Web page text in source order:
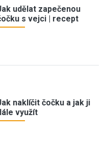
udělat zapečenou
s vejci | recept
naklíčit čočku a jak ji
využít